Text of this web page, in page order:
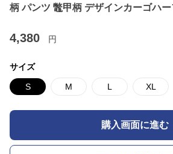
柄 パンツ 鼈甲柄 デザインカーゴハ
4,380 円
サイズ
S M L XL
購入画面に進む